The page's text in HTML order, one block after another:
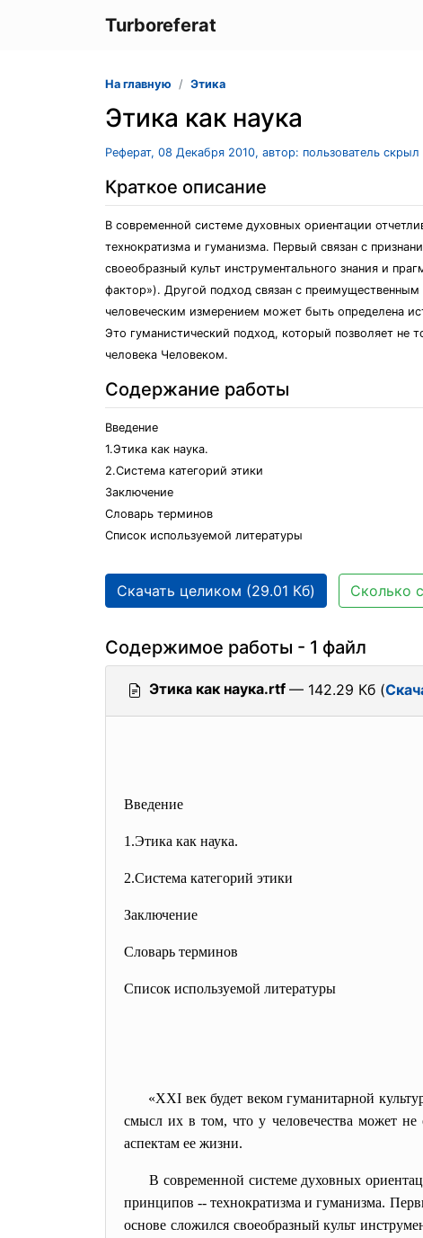
Turboreferat
На главную Этика
Этика как наука
Реферат, 08 Декабря 2010, автор: пользователь
Краткое описание
В современной системе духовных ориентации
технократизма и гуманизма. Первый связан с
своеобразный культ инструментального знания и
фактор»). Другой подход связан с
человеческим измерением может быть определена
Это гуманистический подход, который позволяет не
человека Человеком.
Содержание работы
Введение
1.Этика как наука.
2.Система категорий этики
Заключение
Словарь терминов
Список используемой литературы
Скачать целиком (29.01 Кб) Сколько
Содержимое работы - 1 файл
Этика как наука.rtf — 142.29 Кб (
Введение
1.Этика как наука.
2.Система категорий этики
Заключение
Словарь терминов
Список используемой литературы
«XXI век будет веком гуманитарной
смысл их в том, что у человечества может не
аспектам ее жизни.
В современной системе духовных
принципов -- технократизма и гуманизма.
основе сложился своеобразный культ